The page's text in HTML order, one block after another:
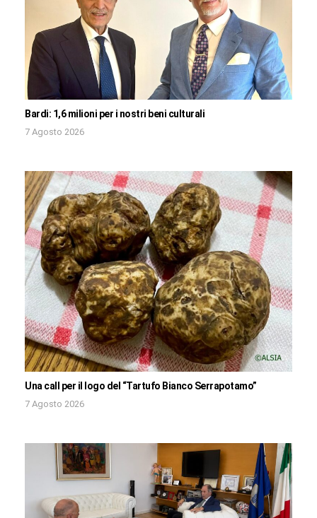
Bardi: 1,6 milioni per i nostri beni culturali
7 Agosto 2026
Una call per il logo del “Tartufo Bianco Serrapotamo”
7 Agosto 2026